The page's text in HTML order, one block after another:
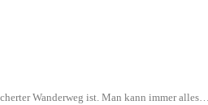
Wanderweg ist. Man kann immer alles…